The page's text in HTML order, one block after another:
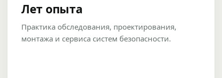
Лет опыта
Практика обследования, проектирования,
монтажа и сервиса систем безопасности.